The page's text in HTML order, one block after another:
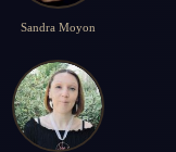
Sandra Moyon